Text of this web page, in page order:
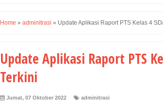
Home » adminitrasi » Update Aplikasi Raport PTS Kelas 4
Update Aplikasi Raport PTS
Terkini
Jumat, 07 Oktober 2022 adminitrasi